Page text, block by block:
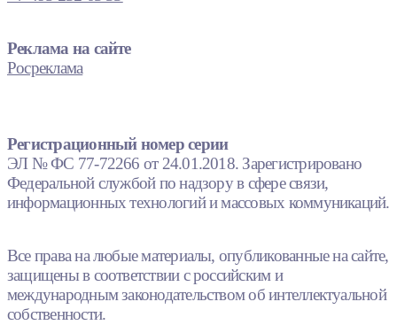
Реклама на сайте
Росреклама
Регистрационный номер серии
ЭЛ № ФС 77-72266 от 24.01.2018. Зарегистрировано
Федеральной службой по надзору в сфере связи,
информационных технологий и массовых коммуникаций.
Все права на любые материалы, опубликованные на сайте,
защищены в соответствии с российским и
международным законодательством об интеллектуальной
собственности.